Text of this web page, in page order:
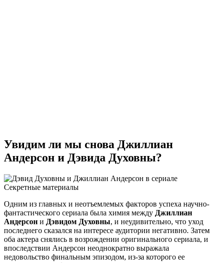
Увидим ли мы снова Джиллиан
Андерсон и Дэвида Духовны?
Одним из главных и неотъемлемых факторов успеха научно-
фантастического сериала была химия между Джиллиан
Андерсон и Дэвидом Духовны, и неудивительно, что уход
последнего сказался на интересе аудитории негативно. Затем
оба актера снялись в возрождении оригинального сериала, и
впоследствии Андерсон неоднократно выражала
недовольство финальным эпизодом, из-за которого ее